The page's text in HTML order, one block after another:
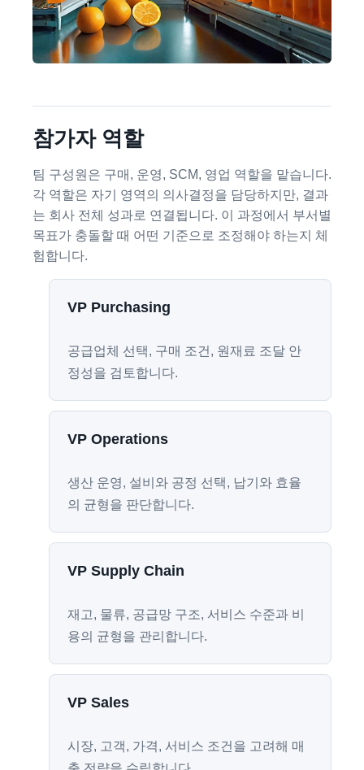
참가자 역할
팀 구성원은 구매, 운영, SCM, 영업 역할을 맡습니다.
각 역할은 자기 영역의 의사결정을 담당하지만, 결과
는 회사 전체 성과로 연결됩니다. 이 과정에서 부서별
목표가 충돌할 때 어떤 기준으로 조정해야 하는지 체
험합니다.
VP Purchasing
공급업체 선택, 구매 조건, 원재료 조달 안
정성을 검토합니다.
VP Operations
생산 운영, 설비와 공정 선택, 납기와 효율
의 균형을 판단합니다.
VP Supply Chain
재고, 물류, 공급망 구조, 서비스 수준과 비
용의 균형을 관리합니다.
VP Sales
시장, 고객, 가격, 서비스 조건을 고려해 매